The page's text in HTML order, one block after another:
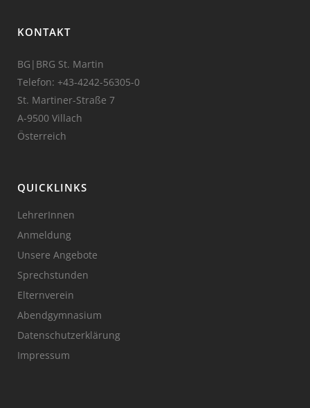
KONTAKT
BG|BRG St. Martin
Telefon: +43-4242-56305-0
St. Martiner-Straße 7
A-9500 Villach
Österreich
QUICKLINKS
LehrerInnen
Anmeldung
Unsere Angebote
Sprechstunden
Elternverein
Abendgymnasium
Datenschutzerklärung
Impressum